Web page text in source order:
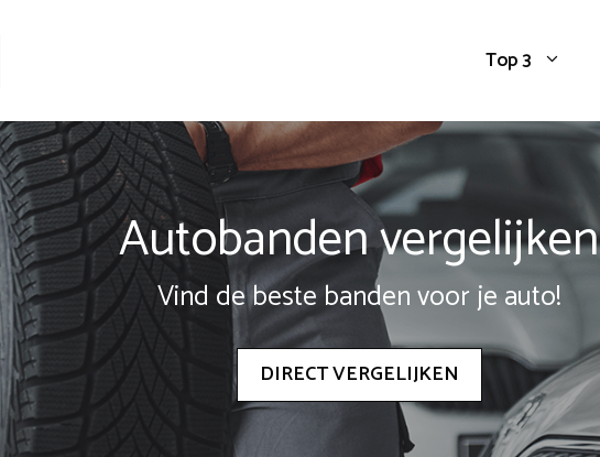
Top 3
Autobanden vergelijken
Vind de beste banden voor je auto!
DIRECT VERGELIJKEN